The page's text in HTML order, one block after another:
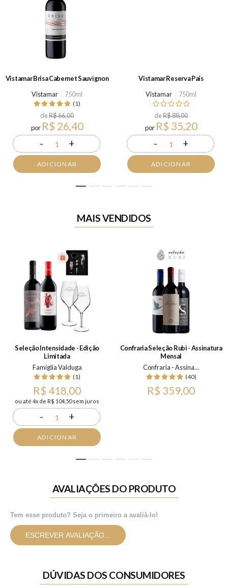
Vistamar Brisa Cabernet Sauvignon
Vistamar
750ml
(1)
deR$ 66,00
por R$ 26,40
- 1 +
ADICIONAR
Vistamar Reserva País
Vistamar
750ml
deR$ 88,00
por R$ 35,20
- 1 +
ADICIONAR
MAIS VENDIDOS
Seleção Intensidade - Edição
Limitada
Famiglia Valduga
(1)
R$ 418,00
ou até 4x de R$ 104,50 sem juros
- 1 +
ADICIONAR
Confraria Seleção Rubi - Assinatura
Mensal
Confraria - Assinatura Mensal
(40)
R$ 359,00
AVALIAÇÕES DO PRODUTO
Tem esse produto? Seja o primeiro a avaliá-lo!
ESCREVER AVALIAÇÃO...
DÚVIDAS DOS CONSUMIDORES